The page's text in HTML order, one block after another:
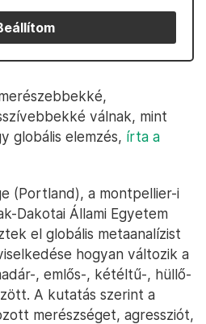
válnak, mint
globális elemzés, írta a
(Portland), a montpellier-i
Dakotai Állami Egyetem
el globális metaanalízist
hogyan változik a
, emlős-, kétéltű-, hüllő-
A kutatás szerint a
merészséget, agressziót,